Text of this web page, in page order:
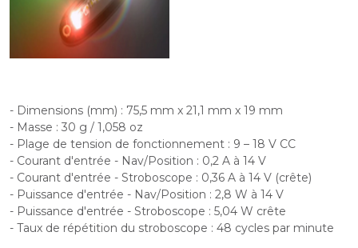
- Dimensions (mm) : 75,5 mm x 21,1 mm x 19 mm
- Masse : 30 g / 1,058 oz
- Plage de tension de fonctionnement : 9 – 18 V CC
- Courant d'entrée - Nav/Position : 0,2 A à 14 V
- Courant d'entrée - Stroboscope : 0,36 A à 14 V (crête)
- Puissance d'entrée - Nav/Position : 2,8 W à 14 V
- Puissance d'entrée - Stroboscope : 5,04 W crête
- Taux de répétition du stroboscope : 48 cycles par minute